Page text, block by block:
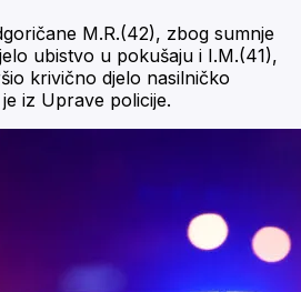
M.R.(42), zbog sumnje
ubistvo u pokušaju i I.M.(41),
krivično djelo nasilničko
iz Uprave policije.